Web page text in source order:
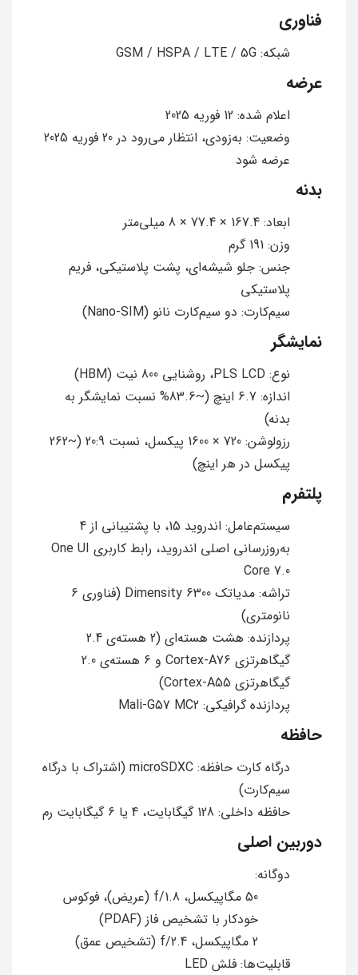
فناوری
شبکه: GSM / HSPA / LTE / 5G
عرضه
اعلام شده: 12 فوریه 2025
وضعیت: به‌زودی، انتظار می‌رود در 20 فوریه 2025
عرضه شود
بدنه
ابعاد: 167.4 × 77.4 × 8 میلی‌متر
وزن: 191 گرم
جنس: جلو شیشه‌ای، پشت پلاستیکی، فریم
پلاستیکی
سیم‌کارت: دو سیم‌کارت نانو (Nano-SIM)
نمایشگر
نوع: PLS LCD، روشنایی 800 نیت (HBM)
اندازه: 6.7 اینچ (~83.6% نسبت نمایشگر به
بدنه)
رزولوشن: 720 × 1600 پیکسل، نسبت 20:9 (~262
پیکسل در هر اینچ)
پلتفرم
سیستم‌عامل: اندروید 15، با پشتیبانی از 4
به‌روزرسانی اصلی اندروید، رابط کاربری One UI
Core 7.0
تراشه: مدیاتک Dimensity 6300 (فناوری 6
نانومتری)
پردازنده: هشت هسته‌ای (2 هسته‌ی 2.4
گیگاهرتزی Cortex-A76 و 6 هسته‌ی 2.0
گیگاهرتزی Cortex-A55)
پردازنده گرافیکی: Mali-G57 MC2
حافظه
درگاه کارت حافظه: microSDXC (اشتراک با درگاه
سیم‌کارت)
حافظه داخلی: 128 گیگابایت، 4 یا 6 گیگابایت رم
دوربین اصلی
دوگانه:
50 مگاپیکسل، f/1.8 (عریض)، فوکوس
خودکار با تشخیص فاز (PDAF)
2 مگاپیکسل، f/2.4 (تشخیص عمق)
قابلیت‌ها: فلش LED